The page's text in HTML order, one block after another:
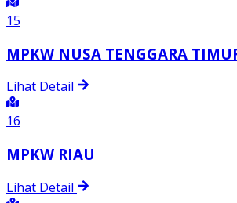
15
MPKW NUSA TENGGARA
Lihat Detail
16
MPKW RIAU
Lihat Detail